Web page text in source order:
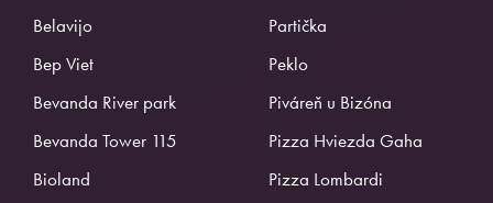
Belavijo
Bep Viet
Bevanda River park
Bevanda Tower 115
Bioland
Partička
Peklo
Piváreň u Bizóna
Pizza Hviezda Gaha
Pizza Lombardi